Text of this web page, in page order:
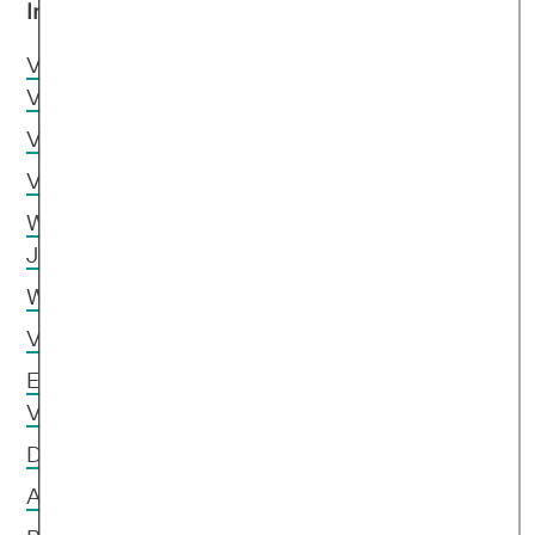
Inhaltsverzeichnis
Verlustangst: Wer ist betroffen?
Verlustangst: Ursachen
Verlustängste und Selbstwert
Verlustängste: Symptome
Wie äußert sich Verlustangst bei Kindern oder
Jugendlichen?
Welche Folgen kann Verlustangst haben?
Verlustangst überwinden: 6 Tipps
Entspannungstechniken und Meditation gegen
Verlustangst
Die Atemmeditation
Autogenes Training